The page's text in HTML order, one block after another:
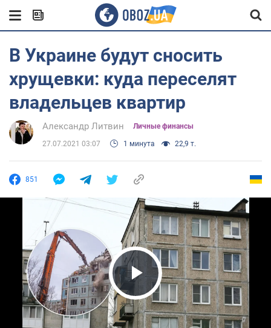
В Украине будут сносить
хрущевки: куда переселят
владельцев квартир
Александр Литвин Личные финансы
27.07.2021 03:07 1 минута 22,9 т.
851
Play Video